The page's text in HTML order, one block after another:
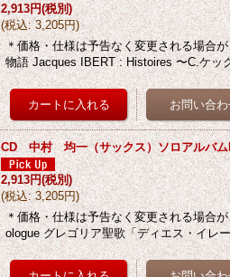
2,913円(税別)
(税込: 3,205円)
＊価格・仕様は予告なく変更される場合
物語 Jacques IBERT : Histoires 〜C.ケッ
CD 中村 均一（サックス）ソロアルバ
2,913円(税別)
(税込: 3,205円)
＊価格・仕様は予告なく変更される場合
ologue グレゴリア聖歌「ディエス・イレ